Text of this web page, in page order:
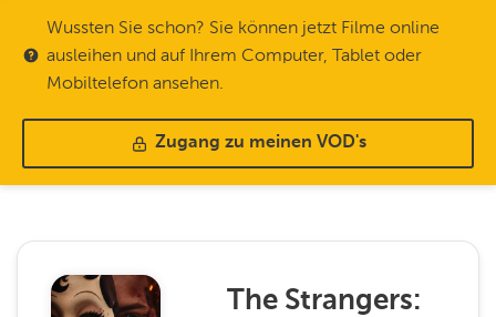
Wussten Sie schon? Sie können jetzt Filme online
ausleihen und auf Ihrem Computer, Tablet oder
Mobiltelefon ansehen.
Zugang zu meinen VOD's
The Strangers: